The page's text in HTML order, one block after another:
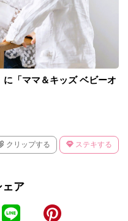
「ママ＆キッズ ベビーオ
クリップする ステキする
ア